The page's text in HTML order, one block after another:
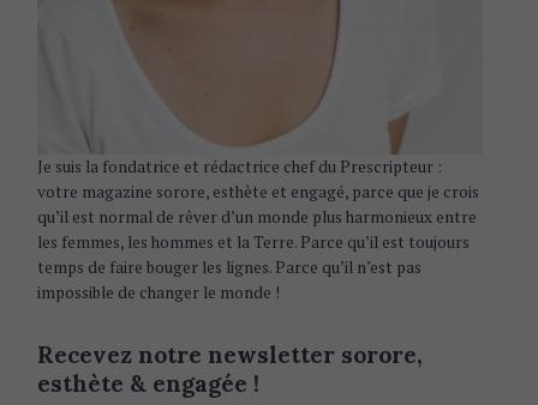
Je suis la fondatrice et rédactrice chef du Prescripteur :
votre magazine sorore, esthète et engagé, parce que je crois
qu’il est normal de rêver d’un monde plus harmonieux entre
les femmes, les hommes et la Terre. Parce qu’il est toujours
temps de faire bouger les lignes. Parce qu’il n’est pas
impossible de changer le monde !
Recevez notre newsletter sorore,
esthète & engagée !